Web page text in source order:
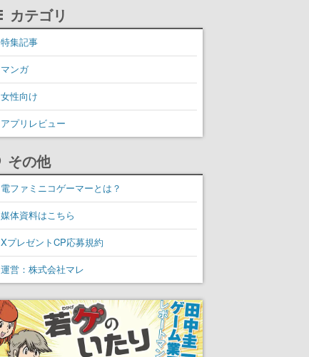
カテゴリ
特集記事
マンガ
女性向け
アプリレビュー
その他
電ファミニコゲーマーとは？
媒体資料はこちら
XプレゼントCP応募規約
運営：株式会社マレ